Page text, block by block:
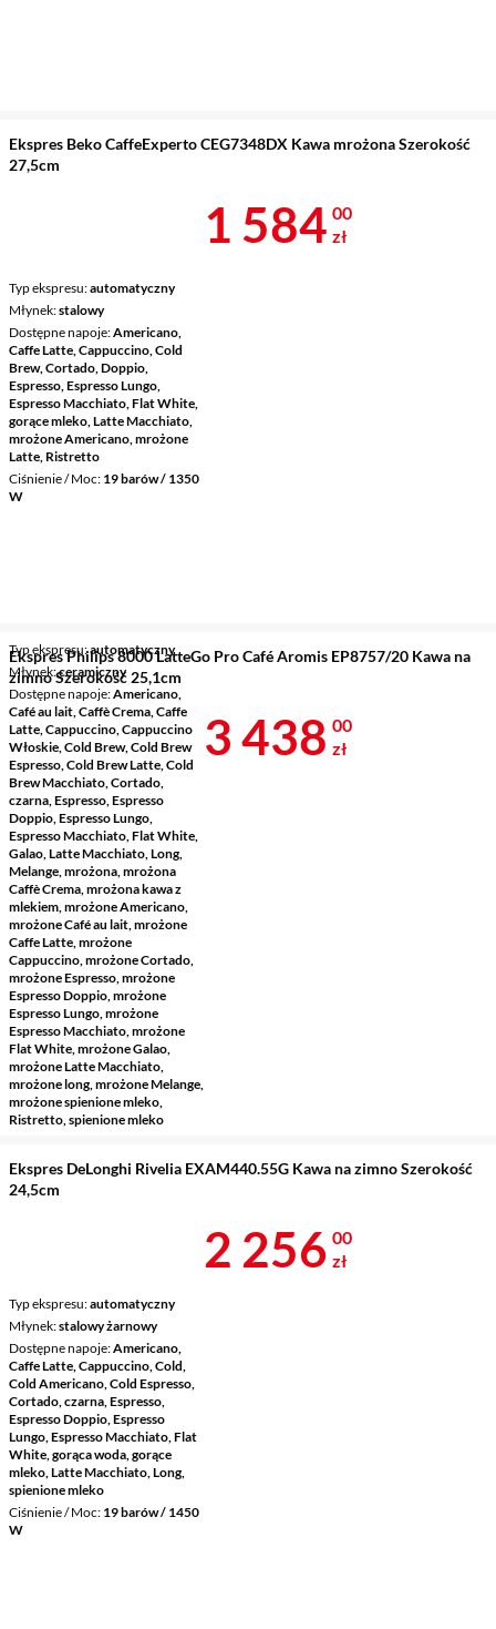
Ekspres Beko CaffeExperto CEG7348DX Kawa mrożona Szerokość
27,5cm
Typ ekspresu automatyczny
Młynek stalowy
Dostępne napoje Americano,
Caffe Latte, Cappuccino, Cold
Brew, Cortado, Doppio,
Espresso, Espresso Lungo,
Espresso Macchiato, Flat White,
gorące mleko, Latte Macchiato,
mrożone Americano, mrożone
Latte, Ristretto
Ciśnienie / Moc 19 barów / 1350
W
Cena 1 584 zł
1 584 00
zł
Ekspres Philips 8000 LatteGo Pro Café Aromis EP8757/20 Kawa na
zimno Szerokość 25,1cm
Typ ekspresu automatyczny
Młynek ceramiczny
Dostępne napoje Americano,
Café au lait, Caffè Crema, Caffe
Latte, Cappuccino, Cappuccino
Włoskie, Cold Brew, Cold Brew
Espresso, Cold Brew Latte, Cold
Brew Macchiato, Cortado,
czarna, Espresso, Espresso
Doppio, Espresso Lungo,
Espresso Macchiato, Flat White,
Galao, Latte Macchiato, Long,
Melange, mrożona, mrożona
Caffè Crema, mrożona kawa z
mlekiem, mrożone Americano,
mrożone Café au lait, mrożone
Caffe Latte, mrożone
Cappuccino, mrożone Cortado,
mrożone Espresso, mrożone
Espresso Doppio, mrożone
Espresso Lungo, mrożone
Espresso Macchiato, mrożone
Flat White, mrożone Galao,
mrożone Latte Macchiato,
mrożone long, mrożone Melange,
mrożone spienione mleko,
Ristretto, spienione mleko
Cena 3 438 zł
3 438 00
zł
Ekspres DeLonghi Rivelia EXAM440.55G Kawa na zimno Szerokość
24,5cm
Typ ekspresu automatyczny
Młynek stalowy żarnowy
Dostępne napoje Americano,
Caffe Latte, Cappuccino, Cold,
Cold Americano, Cold Espresso,
Cortado, czarna, Espresso,
Espresso Doppio, Espresso
Lungo, Espresso Macchiato, Flat
White, gorąca woda, gorące
mleko, Latte Macchiato, Long,
spienione mleko
Ciśnienie / Moc 19 barów / 1450
W
Cena 2 256 zł
2 256 00
zł